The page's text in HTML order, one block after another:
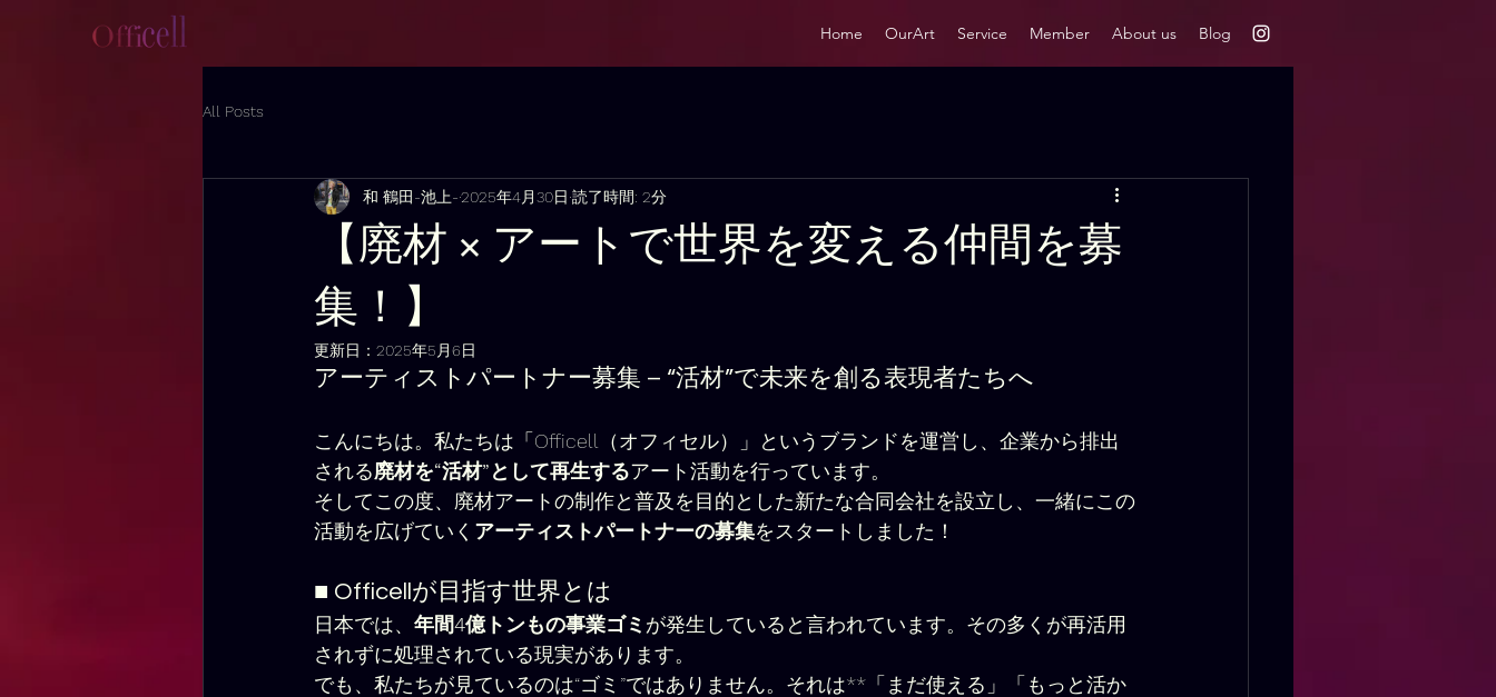
Home OurArt Service Member About us Blog
All Posts
【廃材 × アートで世界を変える仲間を募
集！】
和 鶴田-池上-2025年4月30日 読了時間: 2分
更新日： 2025年5月6日
アーティストパートナー募集 – “活材”で未来を創る表現者たちへ
こんにちは。私たちは「Officell（オフィセル）」というブランドを運営し、企業から排出
される廃材を“活材”として再生するアート活動を行っています。
そしてこの度、廃材アートの制作と普及を目的とした新たな合同会社を設立し、一緒にこの
活動を広げていく アーティストパートナーの募集をスタートしました！
■ Officellが目指す世界とは
日本では、 年間4億トンもの事業ゴミ が発生していると言われています。その多くが再活用
されずに処理されている現実があります。
でも、私たちが見ているのは“ゴミ”ではありません。それは**「まだ使える」「もっと活か